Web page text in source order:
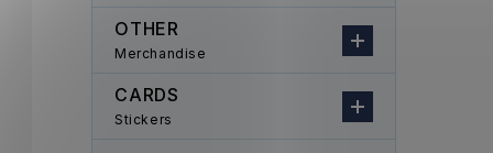
OTHER
Merchandise
CARDS
Stickers